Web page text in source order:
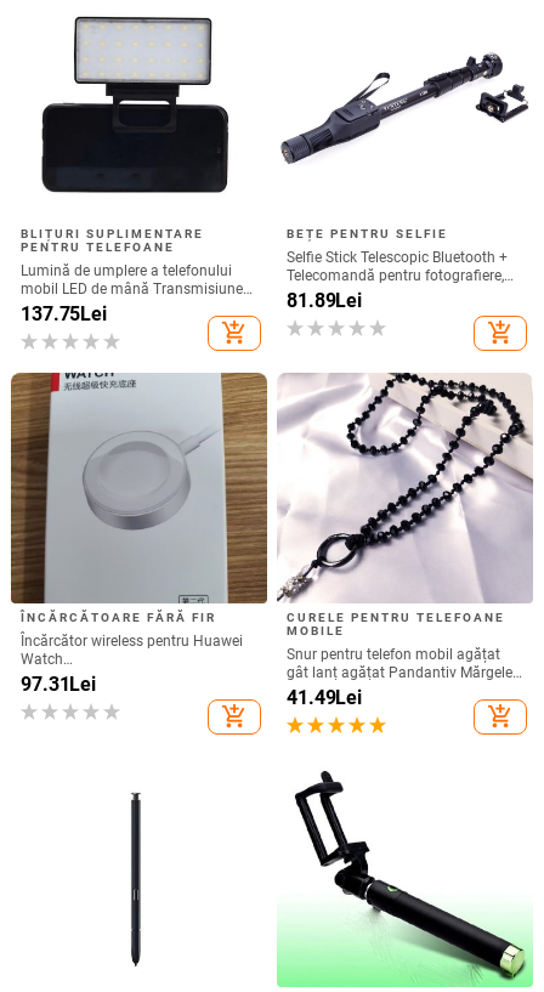
BLIȚURI SUPLIMENTARE
PENTRU TELEFOANE
Lumină de umplere a telefonului
mobil LED de mână Transmisiune
în direct Lumină pentru selfie
Lumină de umplere a computerului
Lumină de umplere a telefonului
137.75Lei
add_shopping_cart
BEȚE PENTRU SELFIE
Selfie Stick Telescopic Bluetooth +
Telecomandă pentru fotografiere,
compatibil cu Android și IOS -
Negru
81.89Lei
add_shopping_cart
ÎNCĂRCĂTOARE FĂRĂ FIR
Încărcător wireless pentru Huawei
Watch
GT6/GT5/Watch5/Watch4/GT4 –
corp metalic, încărcare magnetică,
QC 3.0 încărcare rapidă, ieșire 5W
97.31Lei
add_shopping_cart
CURELE PENTRU TELEFOANE
MOBILE
Snur pentru telefon mobil agățat
gât lanț agățat Pandantiv Mărgele
de cristal realizat manual Coarda
anti-pierdere pentru iPhone Curea
detașabilă
41.49Lei
add_shopping_cart